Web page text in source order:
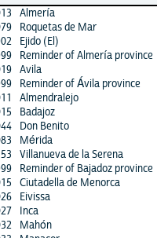
Almería
Roquetas de Mar
Ejido (El)
Reminder of Almería province
Avila
Reminder of Ávila province
Almendralejo
Badajoz
Don Benito
Mérida
Villanueva de la Serena
Reminder of Bajadoz province
Ciutadella de Menorca
Eivissa
Inca
Mahón